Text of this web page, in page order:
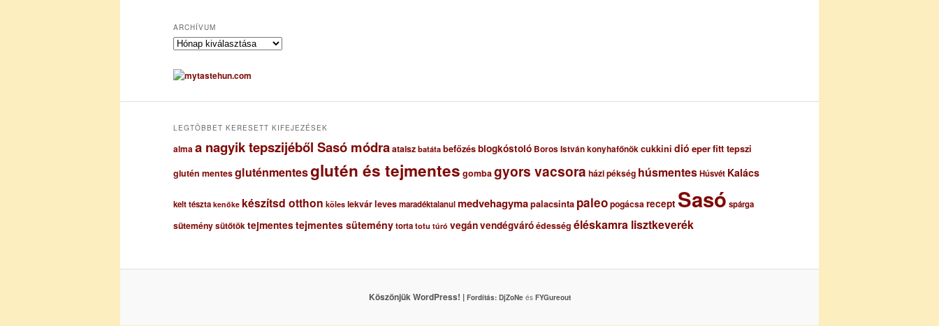
ARCHÍVUM
A
c
h
uLEGTÖBBET KERESETT KIFEJEZÉSEK
almaa nagyik tepszijéből Sasó módraataisz batáta befőzésblogkóstoló Boros István konyhafőnökcukkini dió eperfitt tepszi
glutén mentesgluténmentesglutén és tejmentes gombagyors vacsora házi pékség húsmentesHúsvét Kalács
kelt tészta kenőke készítsd otthon köles lekvárlevesmaradéktalanulmedvehagymapalacsinta paleopogácsarecept Sasó spárga
süteménysütőtöktejmentestejmentes süteménytorta totu túró vegánvendégváróédesség éléskamra lisztkeverék
Köszönjük WordPress! | Fordítás: DjZoNeés FYGureout